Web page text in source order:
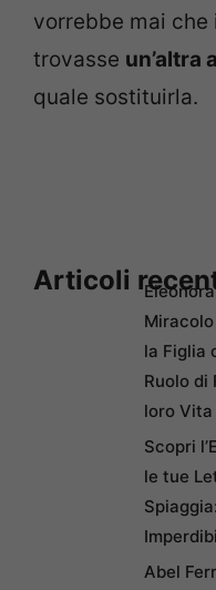
vorrebbe mai che
trovasse un’altra
quale sostituirla.
Articoli
la Figlia
Ruolo di
loro Vita
Scopri
le tue
Abel